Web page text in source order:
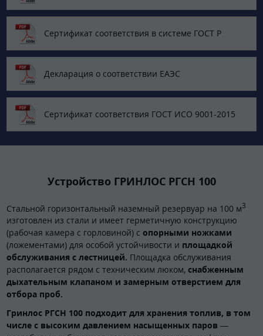
Сертификат соответствия в системе ГОСТ Р
Декларация о соответствии ЕАЭС
Сертификат соответствия ГОСТ ИСО 9001-2015
Устройство ГРИНЛОС РГСН 100
Стальной горизонтальный наземный резервуар на 100 м3
изготовлен из стали и имеет герметичную конструкцию
(рабочая камера с горловиной) с опорными ножками
(ложементами) для особой устойчивости и площадкой
обслуживания с лестницей. Площадка обслуживания
располагается рядом с техническим люком, снабженным
дыхательным клапаном и замерным отверстием для
отбора проб.
Гринлос РГСН 100 подходит для хранения топлив, в том
числе с высоким давлением насыщенных паров —